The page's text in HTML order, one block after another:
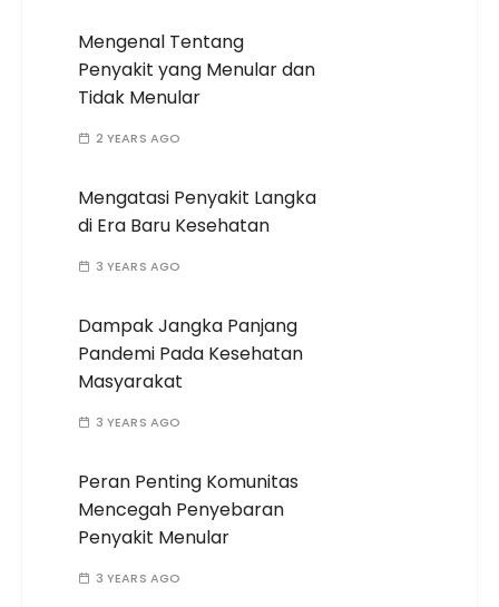
Mengenal Tentang
Penyakit yang Menular dan
Tidak Menular
2 YEARS AGO
Mengatasi Penyakit Langka
di Era Baru Kesehatan
3 YEARS AGO
Dampak Jangka Panjang
Pandemi Pada Kesehatan
Masyarakat
3 YEARS AGO
Peran Penting Komunitas
Mencegah Penyebaran
Penyakit Menular
3 YEARS AGO